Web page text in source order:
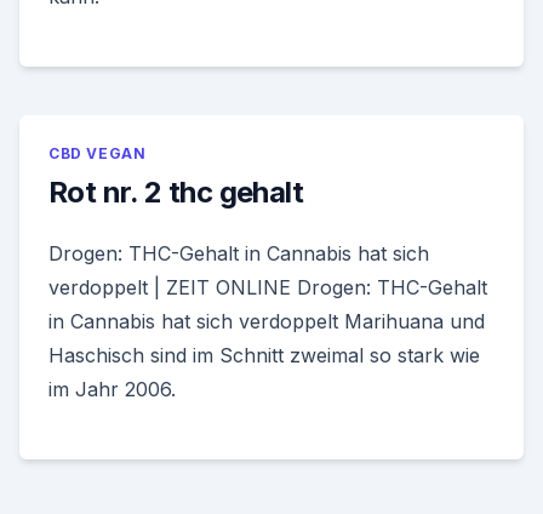
CBD VEGAN
Rot nr. 2 thc gehalt
Drogen: THC-Gehalt in Cannabis hat sich
verdoppelt | ZEIT ONLINE Drogen: THC-Gehalt
in Cannabis hat sich verdoppelt Marihuana und
Haschisch sind im Schnitt zweimal so stark wie
im Jahr 2006.